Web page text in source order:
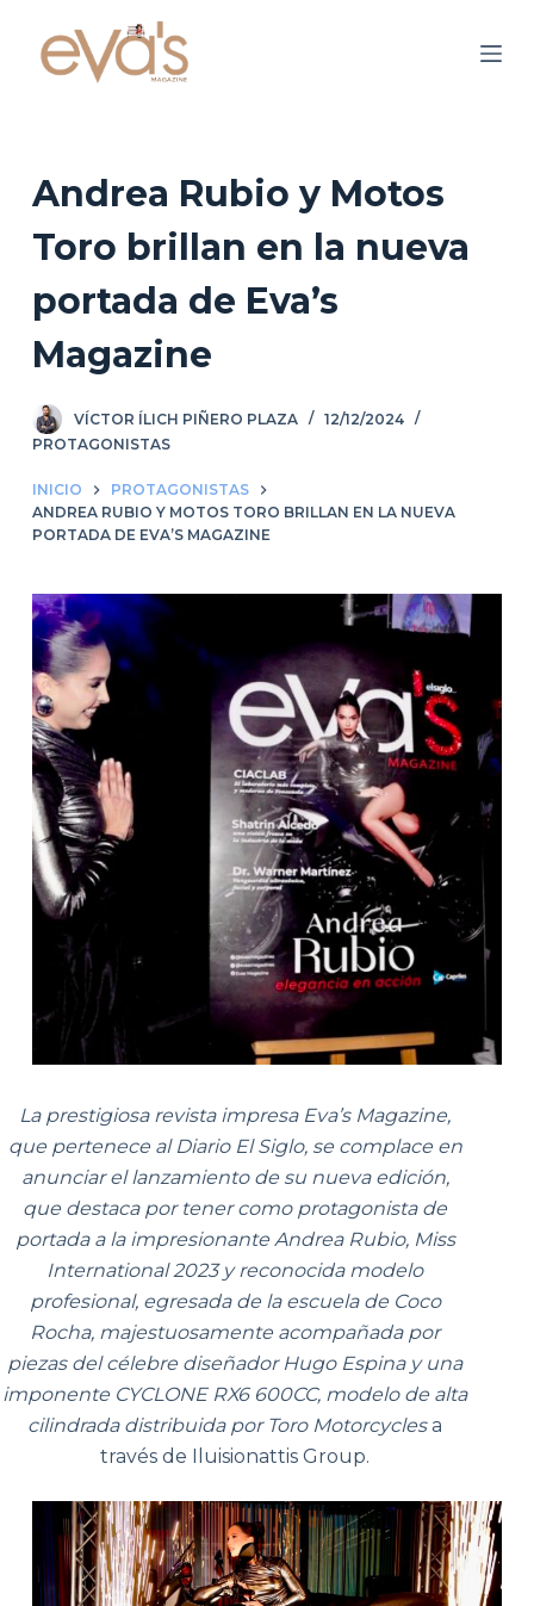
a
n
n
d
o
Andrea Rubio y Motos
Toro brillan en la nueva
portada de Eva’s
Magazine
VÍCTOR ÍLICH PIÑERO PLAZA
12/12/2024
PROTAGONISTAS
INICIO
PROTAGONISTAS
ANDREA RUBIO Y MOTOS TORO BRILLAN EN LA NUEVA
PORTADA DE EVA’S MAGAZINE
La prestigiosa revista impresa Eva’s Magazine,
que pertenece al Diario El Siglo, se complace en
anunciar el lanzamiento de su nueva edición,
que destaca por tener como protagonista de
portada a la impresionante Andrea Rubio, Miss
International 2023 y reconocida modelo
profesional, egresada de la escuela de Coco
Rocha, majestuosamente acompañada por
piezas del célebre diseñador Hugo Espina y una
imponente CYCLONE RX6 600CC, modelo de alta
cilindrada distribuida por Toro Motorcyclesa
través de Iluisionattis Group.